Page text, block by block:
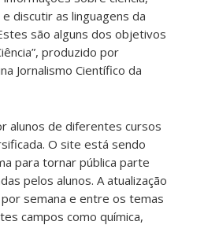
discutir as linguagens da
são alguns dos objetivos
produzido por
Jornalismo Científico da
alunos de diferentes cursos
O site está sendo
para tornar pública parte
pelos alunos. A atualização
semana e entre os temas
campos como química,